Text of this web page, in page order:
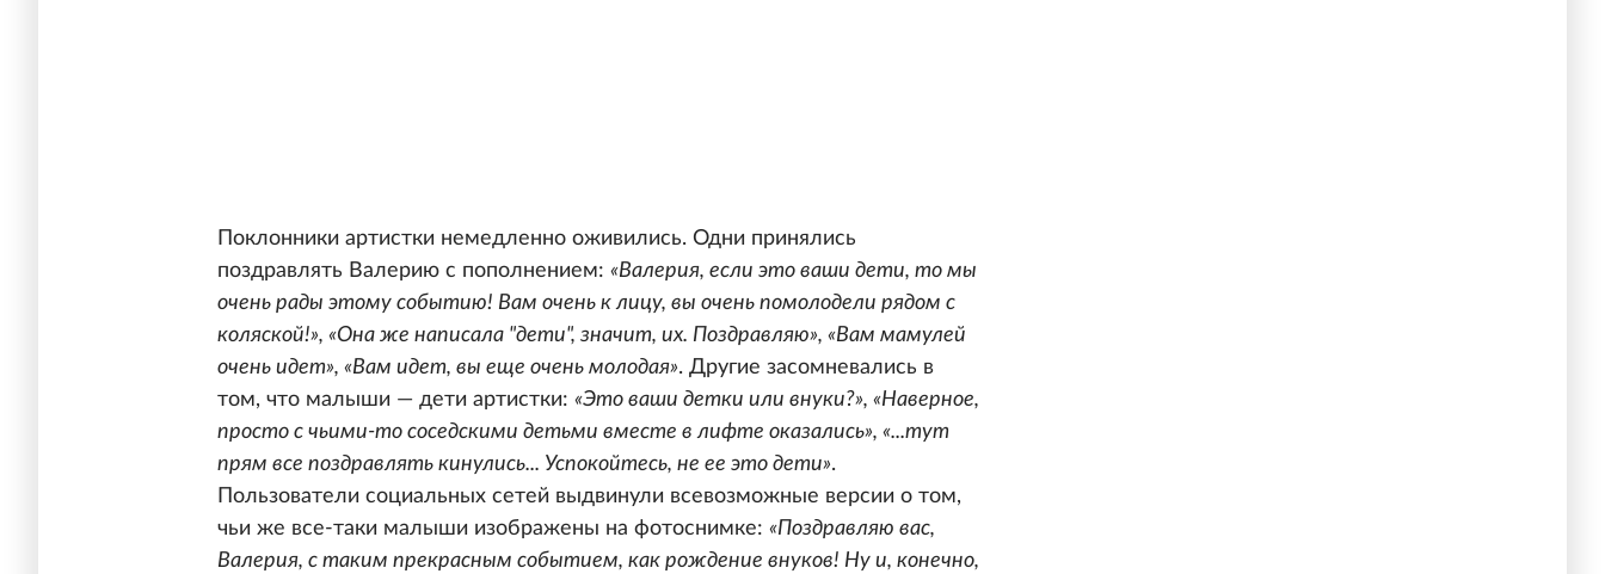
Поклонники артистки немедленно оживились. Одни принялись
поздравлять Валерию с пополнением: «Валерия, если это ваши дети, то мы
очень рады этому событию! Вам очень к лицу, вы очень помолодели рядом с
коляской!», «Она же написала "дети", значит, их. Поздравляю», «Вам мамулей
очень идет», «Вам идет, вы еще очень молодая». Другие засомневались в
том, что малыши — дети артистки: «Это ваши детки или внуки?», «Наверное,
просто с чьими-то соседскими детьми вместе в лифте оказались», «...тут
прям все поздравлять кинулись... Успокойтесь, не ее это дети».
Пользователи социальных сетей выдвинули всевозможные версии о том,
чьи же все-таки малыши изображены на фотоснимке: «Поздравляю вас,
Валерия, с таким прекрасным событием, как рождение внуков! Ну и, конечно,